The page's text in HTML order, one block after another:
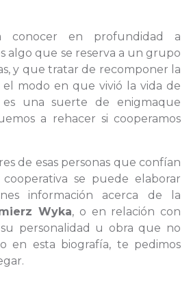
conocer en profundidad a
algo que se reserva a un grupo
y que tratar de recomponer la
modo en que vivió la vida de
es una suerte de enigmaque
a rehacer si cooperamos
de esas personas que confían
se puede elaborar
información acerca de la
Wyka, o en relación con
personalidad u obra que no
en esta biografía, te pedimos